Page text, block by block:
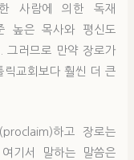
사람에 의한 독재
높은 목사와 평신도
그러므로 만약 장로가
교회보다 훨씬 더 큰
하고 장로는
기서 말하는 말씀은